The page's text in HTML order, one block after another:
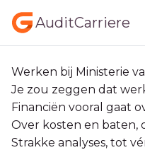
AuditCarriere
Werken bij Ministerie
Je zou zeggen dat
Financiën vooral gaat
Over kosten en baten,
Strakke analyses, tot